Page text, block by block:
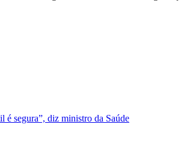
é segura”, diz ministro da Saúde